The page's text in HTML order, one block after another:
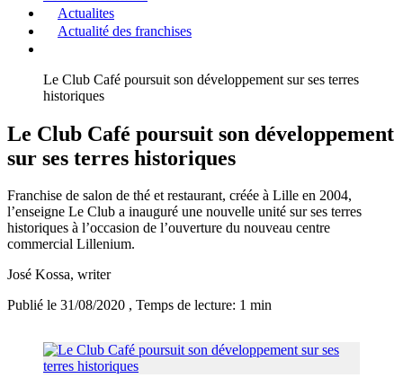
Actualites
Actualité des franchises
Le Club Café poursuit son développement sur ses terres
historiques
Le Club Café poursuit son développement
sur ses terres historiques
Franchise de salon de thé et restaurant, créée à Lille en 2004,
l’enseigne Le Club a inauguré une nouvelle unité sur ses terres
historiques à l’occasion de l’ouverture du nouveau centre
commercial Lillenium.
José Kossa, writer
Publié le 31/08/2020 , Temps de lecture: 1 min